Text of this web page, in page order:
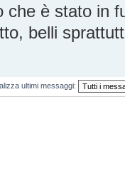
che è stato in
belli
ultimi messaggi: